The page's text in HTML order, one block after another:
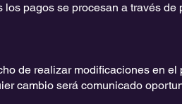
los pagos se procesan a través
de realizar modificaciones en
cambio será comunicado